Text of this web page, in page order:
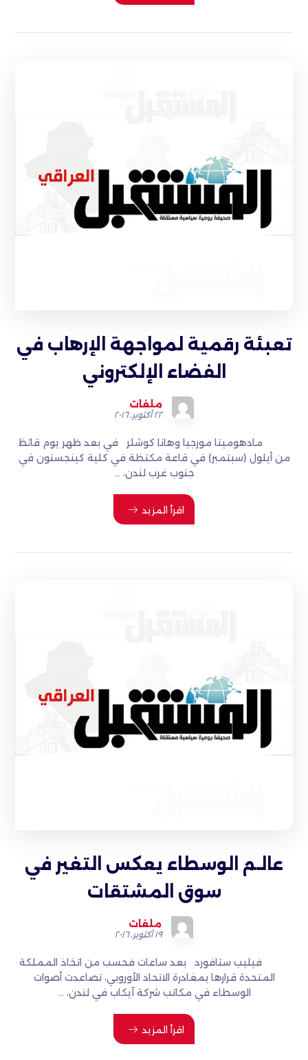
تعبئة رقمية لمواجهة الإرهاب في
الفضاء الإلكتروني
ملفات
٢٢ أكتوبر، ٢٠١٦
مادهوميتا مورجيا وهانا كوشلر في بعد ظهر يوم قائظ
من أيلول (سبتمبر) في قاعة مكتظة في كلية كينجستون في
جنوب غرب لندن، ...
اقرأ المزيد
عالـم الوسطاء يعكس التغير في
سوق المشتقات
ملفات
١٩ أكتوبر، ٢٠١٦
فيليب ستافورد بعد ساعات فحسب من اتخاذ المملكة
المتحدة قرارها بمغادرة الاتحاد الأوروبي، تصاعدت أصوات
الوسطاء في مكاتب شركة آيكاب في لندن، ...
اقرأ المزيد